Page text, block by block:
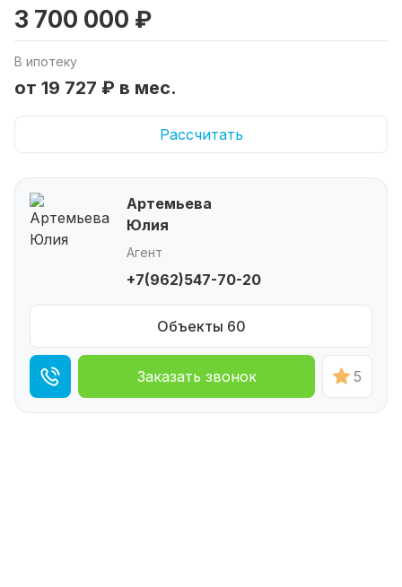
3 700 000 ₽
В ипотеку
от 19 727 ₽ в мес.
Рассчитать
Артемьева
Юлия
Агент
+7(962)547-70-20
Объекты 60
Заказать звонок 5